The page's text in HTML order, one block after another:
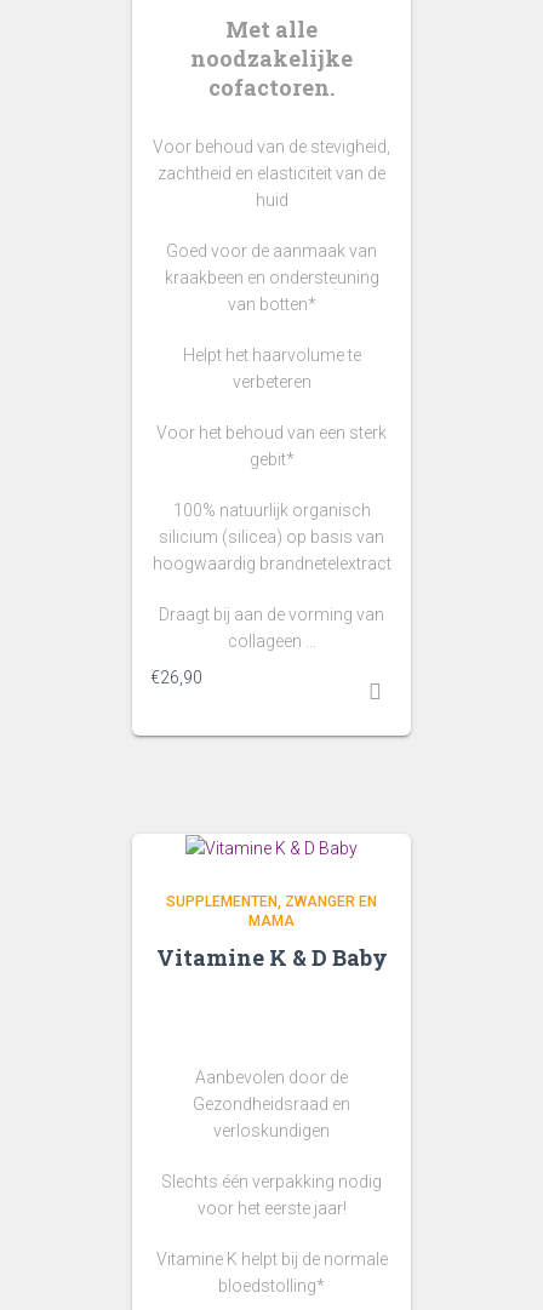
Met alle
noodzakelijke
cofactoren.
Voor behoud van de stevigheid,
zachtheid en elasticiteit van de
huid
Goed voor de aanmaak van
kraakbeen en ondersteuning
van botten*
Helpt het haarvolume te
verbeteren
Voor het behoud van een sterk
gebit*
100% natuurlijk organisch
silicium (silicea) op basis van
hoogwaardig brandnetelextract
Draagt bij aan de vorming van
collageen …
€26,90
SUPPLEMENTEN
ZWANGER EN
MAMA
Vitamine K & D Baby
Aanbevolen door de
Gezondheidsraad en
verloskundigen
Slechts één verpakking nodig
voor het eerste jaar!
Vitamine K helpt bij de normale
bloedstolling*